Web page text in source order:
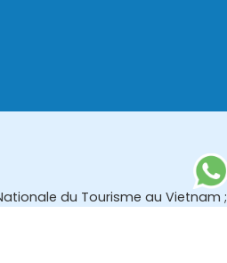
du Tourisme au Vietnam ;